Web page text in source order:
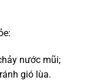
nước mũi;
gió lùa.